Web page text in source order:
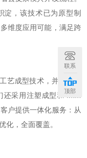
淀，该技术已为原型制
维度应用可能，满足跨
艺成型技术，并且开辟
采用注塑成型和 MIM
户提供一体化服务：从
化，全面覆盖。
联系
顶部